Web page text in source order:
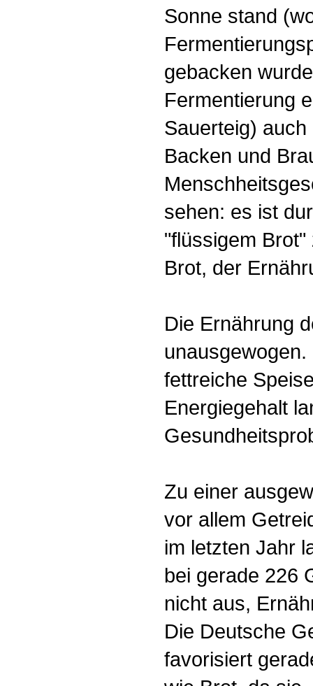
Sonne stand
gebacken
Fermentierung
Sauerteig)
Backen und
sehen: es ist
"flüssigem
Brot, der
Die Ernährung
fettreiche
Energiegehalt
Zu einer
vor allem
im letzten Jahr
bei gerade 226
nicht aus,
Die Deutsche
favorisiert